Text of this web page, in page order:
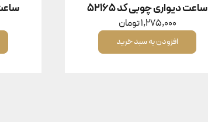
ساعت دیواری چوبی کد ۵۲۱۶۵
1,275,000تومان
افزودن به سبد خرید